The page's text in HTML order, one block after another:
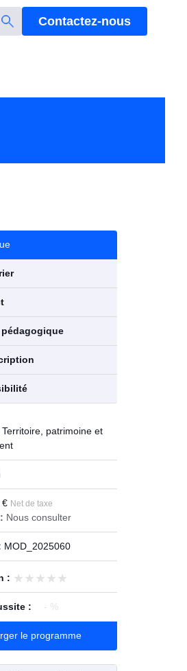
Contactez-nous
Territoire, patrimoine et
€ Net de taxe
Nous consulter
MOD_2025060
: ★★★★★
★★★★★
: - %
le programme